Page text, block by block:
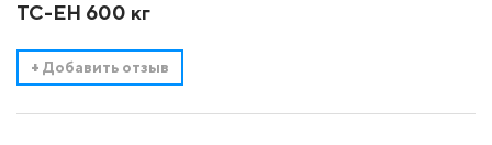
TC-EH 600 кг
+ Добавить отзыв